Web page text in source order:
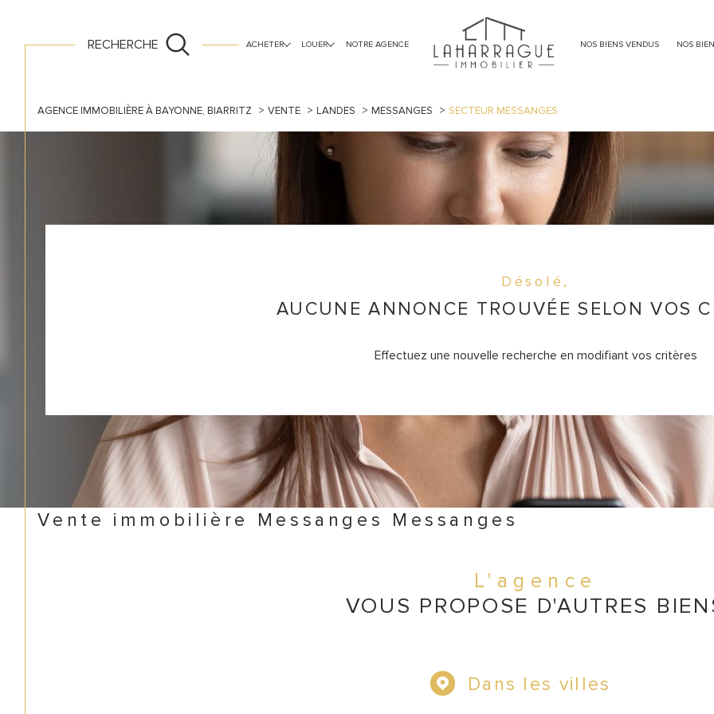
ACHETER neuf immeuble
LOUER meublé
NOTRE AGENCE NOS BIENS VENDUS NOS
RECHERCHE
AGENCE IMMOBILIÈRE À BAYONNE, BIARRITZ VENTE LANDES MESSANGES SECTEUR MESSANGES
Désolé,
AUCUNE ANNONCE TROUVÉE SELON VOS
Effectuez une nouvelle recherche en modifiant vos critères
Vente immobilière Messanges Messanges
L'agence
VOUS PROPOSE D'AUTRES
Dans les villes